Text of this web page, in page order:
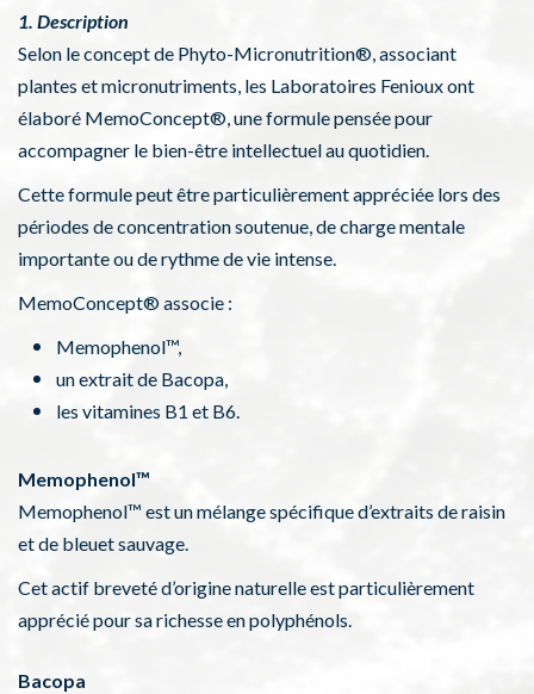
1. Description
Selon le concept de Phyto-Micronutrition®, associant
plantes et micronutriments, les Laboratoires Fenioux ont
élaboré MemoConcept®, une formule pensée pour
accompagner le bien-être intellectuel au quotidien.
Cette formule peut être particulièrement appréciée lors des
périodes de concentration soutenue, de charge mentale
importante ou de rythme de vie intense.
MemoConcept® associe :
Memophenol™,
un extrait de Bacopa,
les vitamines B1 et B6.
Memophenol™
Memophenol™ est un mélange spécifique d’extraits de raisin
et de bleuet sauvage.
Cet actif breveté d’origine naturelle est particulièrement
apprécié pour sa richesse en polyphénols.
Bacopa